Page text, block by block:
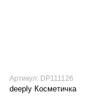
Артикул: DP111126
deeply Косметичка